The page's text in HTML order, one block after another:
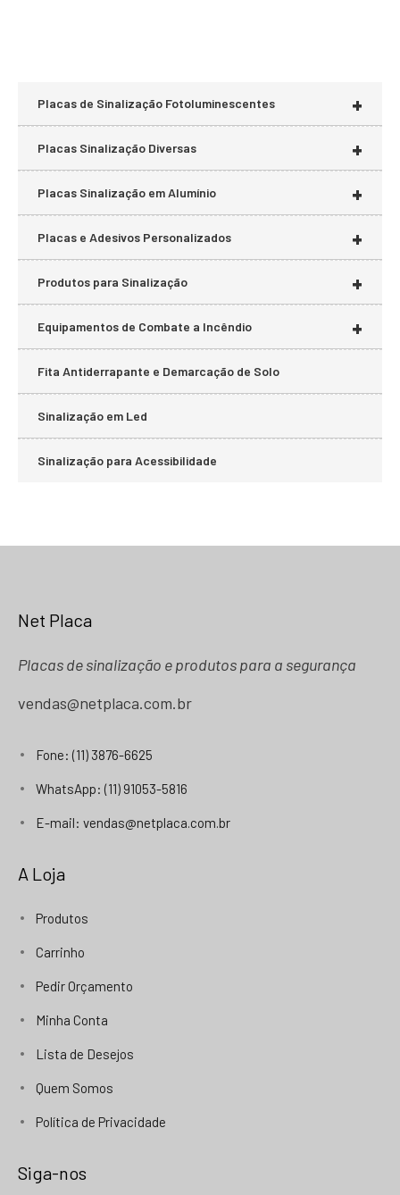
+
Placas de Sinalização Fotoluminescentes
+
Placas Sinalização Diversas
+
Placas Sinalização em Alumínio
+
Placas e Adesivos Personalizados
+
Produtos para Sinalização
+
Equipamentos de Combate a Incêndio
Fita Antiderrapante e Demarcação de Solo
Sinalização em Led
Sinalização para Acessibilidade
Net Placa
Placas de sinalização e produtos para a segurança
vendas@netplaca.com.br
Fone: (11) 3876-6625
WhatsApp: (11) 91053-5816
E-mail: vendas@netplaca.com.br
A Loja
Produtos
Carrinho
Pedir Orçamento
Minha Conta
Lista de Desejos
Quem Somos
Política de Privacidade
Siga-nos